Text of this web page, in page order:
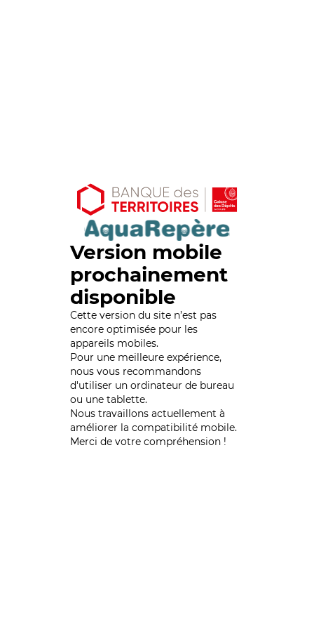
Version mobile
prochainement
disponible
Cette version du site n’est pas
encore optimisée pour les
appareils mobiles.
Pour une meilleure expérience,
nous vous recommandons
d'utiliser un ordinateur de bureau
ou une tablette.
Nous travaillons actuellement à
améliorer la compatibilité mobile.
Merci de votre compréhension !